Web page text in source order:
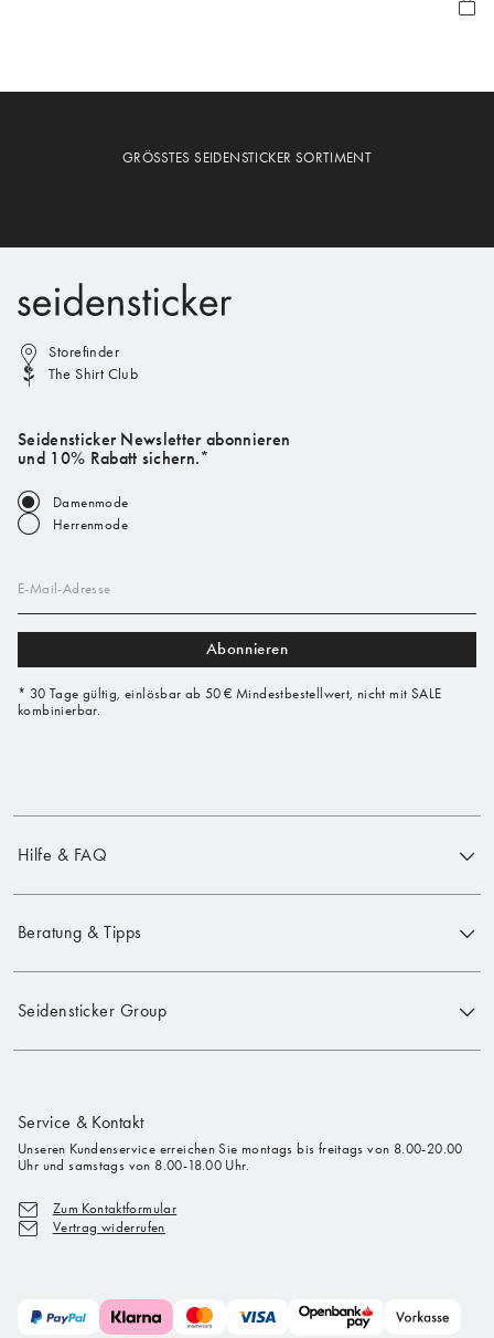
GRÖSSTES SEIDENSTICKER SORTIMENT
Storefinder
The Shirt Club
Seidensticker Newsletter abonnieren
und 10% Rabatt sichern.*
Damenmode
Herrenmode
E-Mail-Adresse
Abonnieren
* 30 Tage gültig, einlösbar ab 50 € Mindestbestellwert, nicht mit SALE
kombinierbar.
Hilfe & FAQ
Beratung & Tipps
Seidensticker Group
Service & Kontakt
Unseren Kundenservice erreichen Sie montags bis freitags von 8.00-20.00
Uhr und samstags von 8.00-18.00 Uhr.
Zum Kontaktformular
Vertrag widerrufen